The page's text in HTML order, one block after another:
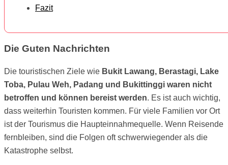
Fazit
Die Guten Nachrichten
Die touristischen Ziele wie Bukit Lawang, Berastagi, Lake
Toba, Pulau Weh, Padang und Bukittinggi waren nicht
betroffen und können bereist werden. Es ist auch wichtig,
dass weiterhin Touristen kommen. Für viele Familien vor Ort
ist der Tourismus die Haupteinnahmequelle. Wenn Reisende
fernbleiben, sind die Folgen oft schwerwiegender als die
Katastrophe selbst.